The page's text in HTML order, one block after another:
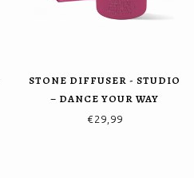
STONE DIFFUSER - STUDIO
– DANCE YOUR WAY
€29,99